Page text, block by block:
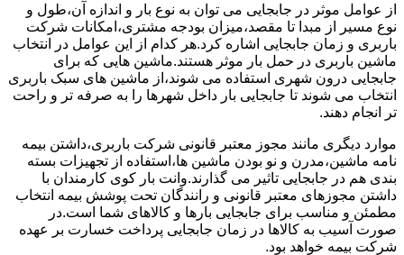
از عوامل موثر در جابجایی می توان به نوع بار و اندازه آن،طول و
نوع مسیر از مبدا تا مقصد،میزان بودجه مشتری،امکانات شرکت
باربری و زمان جابجایی اشاره کرد.هر کدام از این عوامل در انتخاب
ماشین باربری در حمل بار موثر هستند.ماشین هایی که برای
جابجایی درون شهری استفاده می شوند،از ماشین های سبک باربری
انتخاب می شوند تا جابجایی بار داخل شهرها را به صرفه تر و راحت
تر انجام دهند.
موارد دیگری مانند مجوز معتبر قانونی شرکت باربری،داشتن بیمه
نامه ماشین،مدرن و نو بودن ماشین ها،استفاده از تجهیزات بسته
بندی هم در جابجایی تاثیر می گذارند.وانت بار کوی کارمندان با
داشتن مجوزهای معتبر قانونی و رانندگان تحت پوشش بیمه انتخاب
مطمئن و مناسب برای جابجایی بارها و کالاهای شما است.در
صورت آسیب به کالاها در زمان جابجایی پرداخت خسارت بر عهده
شرکت بیمه خواهد بود.